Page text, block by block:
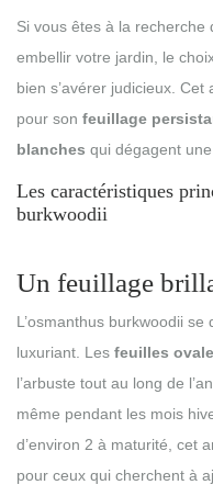
Si vous êtes à la recherche
embellir votre jardin, le
bien s’avérer judicieux.
pour son feuillage
blanches qui dégagent une
Les caractéristiques
burkwoodii
Un feuillage
L’osmanthus burkwoodii se
luxuriant. Les feuilles
l’arbuste tout au long de
même pendant les mois
d’environ 2 à maturité, cet
pour ceux qui cherchent à